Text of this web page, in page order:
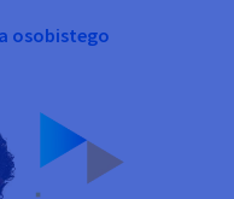
osobistego